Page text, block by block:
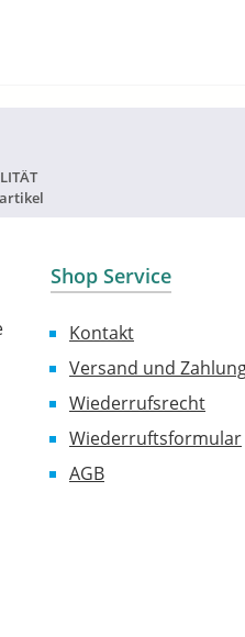
Shop Service
Kontakt
Versand und
Wiederrufsrecht
Wiederruftsformular
AGB